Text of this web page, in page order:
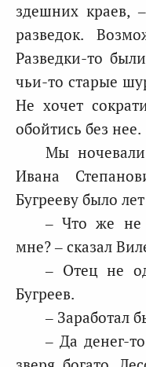
здешних краев,
разведок.
Разведки-то
чьи-то старые
Не хочет
обойтись без нее.
Мы
Ивана
Бугрееву было
– Что же не
мне? – сказал
– Отец не
Бугреев.
– Заработал
– Да денег-